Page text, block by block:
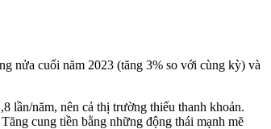
nửa cuối năm 2023 (tăng 3% so với cùng kỳ) và
lần/năm, nên cả thị trường thiếu thanh khoản.
cung tiền bằng những động thái mạnh mẽ